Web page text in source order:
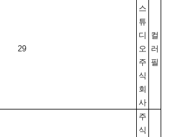
29
스
튜
디
오
주
식
회
사
컬
러
필
주
식